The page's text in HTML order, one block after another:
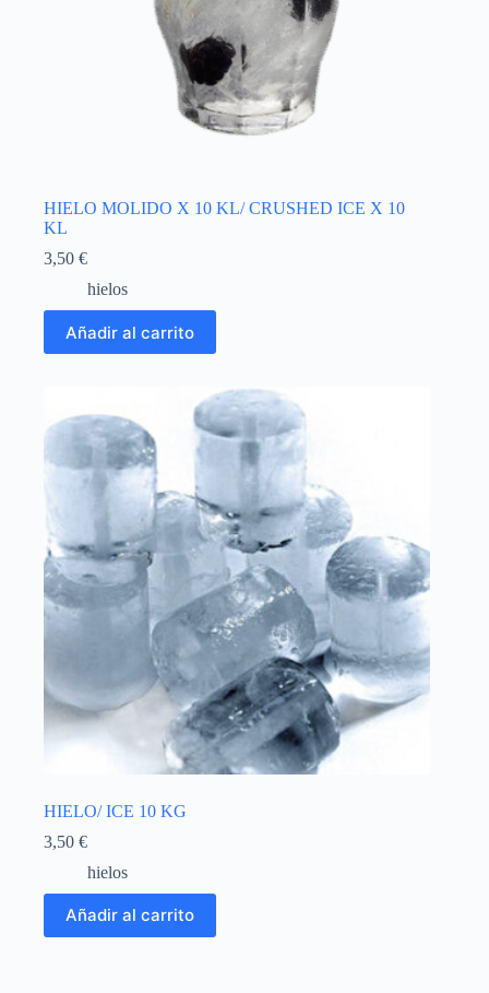
HIELO MOLIDO X 10 KL/ CRUSHED ICE X 10
KL
3,50 €
hielos
Añadir al carrito
HIELO/ ICE 10 KG
3,50 €
hielos
Añadir al carrito